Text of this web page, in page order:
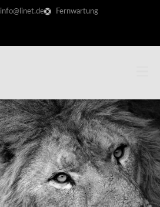
info@linet.de Fernwartung